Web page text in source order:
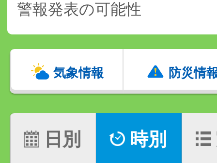
警報発表の可能性
気象情報 防災情
日別 時別